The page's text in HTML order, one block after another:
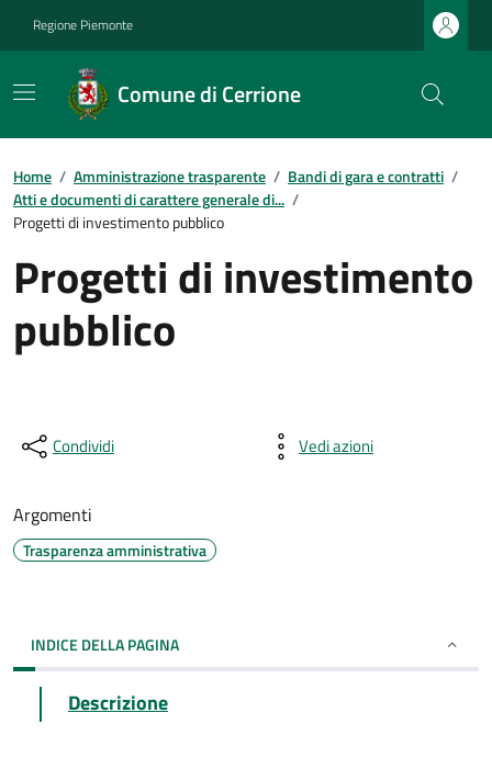
Regione Piemonte
Comune di Cerrione
Home / Amministrazione trasparente / Bandi di gara e contratti /
Atti e documenti di carattere generale di... /
Progetti di investimento pubblico
Progetti di investimento
pubblico
Condividi Vedi azioni
Argomenti
Trasparenza amministrativa
INDICE DELLA PAGINA
Descrizione